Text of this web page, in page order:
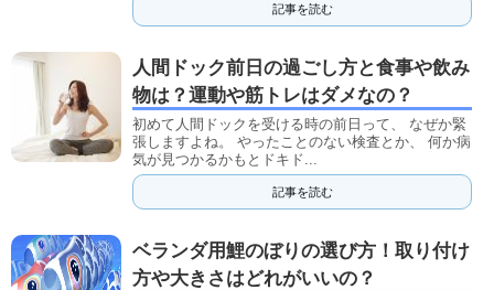
記事を読む
人間ドック前日の過ごし方と食事や飲み
物は？運動や筋トレはダメなの？
初めて人間ドックを受ける時の前日って、 なぜか緊
張しますよね。 やったことのない検査とか、 何か病
気が見つかるかもとドキド...
記事を読む
ベランダ用鯉のぼりの選び方！取り付け
方や大きさはどれがいいの？